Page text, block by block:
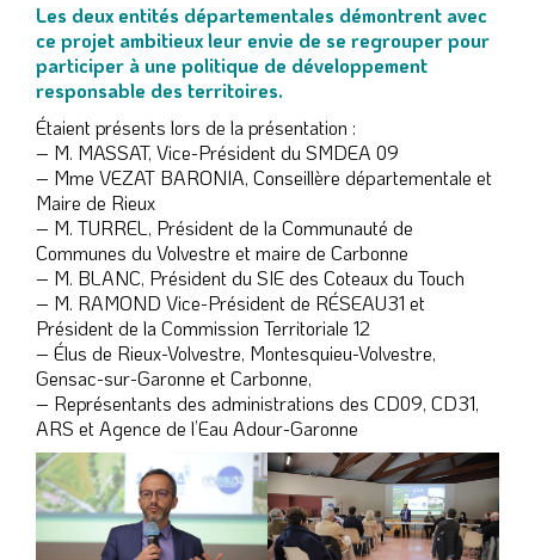
Les deux entités départementales démontrent avec
ce projet ambitieux leur envie de se regrouper pour
participer à une politique de développement
responsable des territoires.
Étaient présents lors de la présentation :
– M. MASSAT, Vice-Président du SMDEA 09
– Mme VEZAT BARONIA, Conseillère départementale et
Maire de Rieux
– M. TURREL, Président de la Communauté de
Communes du Volvestre et maire de Carbonne
– M. BLANC, Président du SIE des Coteaux du Touch
– M. RAMOND Vice-Président de RÉSEAU31 et
Président de la Commission Territoriale 12
– Élus de Rieux-Volvestre, Montesquieu-Volvestre,
Gensac-sur-Garonne et Carbonne,
– Représentants des administrations des CD09, CD31,
ARS et Agence de l’Eau Adour-Garonne